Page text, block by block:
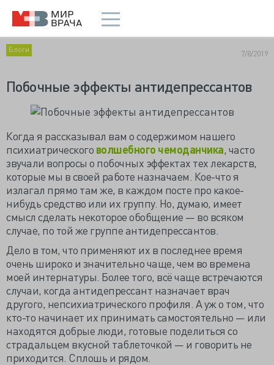
Блоги 7/8/2019
Побочные эффекты антидепрессантов
Когда я рассказывал вам о содержимом нашего
психиатрического волшебного чемоданчика, часто
звучали вопросы о побочных эффектах тех лекарств,
которые мы в своей работе назначаем. Кое-что я
излагал прямо там же, в каждом посте про какое-
нибудь средство или их группу. Но, думаю, имеет
смысл сделать некоторое обобщение — во всяком
случае, по той же группе антидепрессантов.
Дело в том, что применяют их в последнее время
очень широко и значительно чаще, чем во времена
моей интернатуры. Более того, всё чаще встречаются
случаи, когда антидепрессант назначает врач
другого, непсихиатрического профиля. А уж о том, что
кто-то начинает их принимать самостоятельно — или
находятся добрые люди, готовые поделиться со
страдальцем вкусной таблеточкой — и говорить не
приходится. Сплошь и рядом.